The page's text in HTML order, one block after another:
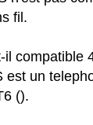
fil.
il compatible
est un
().